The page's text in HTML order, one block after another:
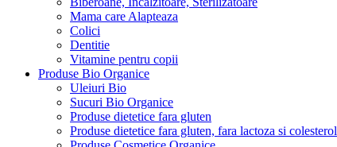
Mama care Alapteaza
Colici
Dentitie
Vitamine pentru copii
Produse Bio Organice
Uleiuri Bio
Sucuri Bio Organice
Produse dietetice fara gluten
Produse dietetice fara gluten, fara lactoza si colesterol